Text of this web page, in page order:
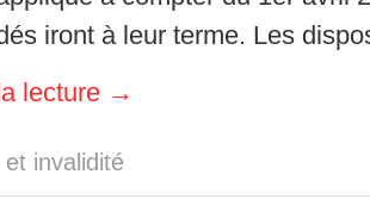
iront à leur terme. Les
lecture →
invalidité